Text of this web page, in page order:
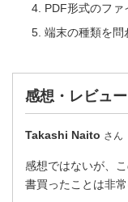
PDF形式のファ
端末の種類を問
感想・レビュー
Takashi Naito さん
感想ではないが、
書買ったことは非